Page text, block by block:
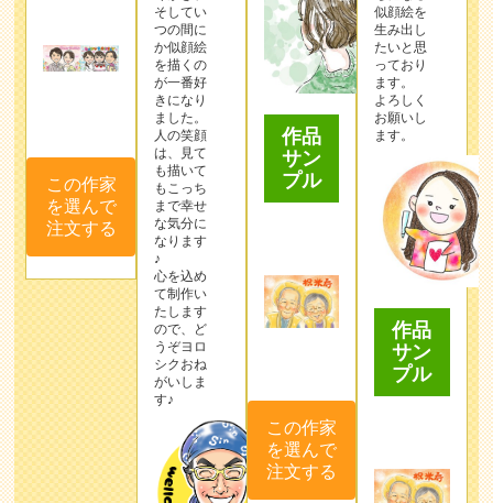
この作家
を選んで
注文する
そしてい
つの間に
か似顔絵
を描くの
が一番好
きになり
ました。
人の笑顔
は、見て
も描いて
もこっち
まで幸せ
な気分に
なります
♪
心を込め
て制作い
たします
ので、ど
うぞヨロ
シクおね
がいしま
す♪
作品
サン
プル
この作家
を選んで
注文する
似顔絵を
生み出し
たいと思
っており
ます。
よろしく
お願いし
ます。
作品
サン
プル